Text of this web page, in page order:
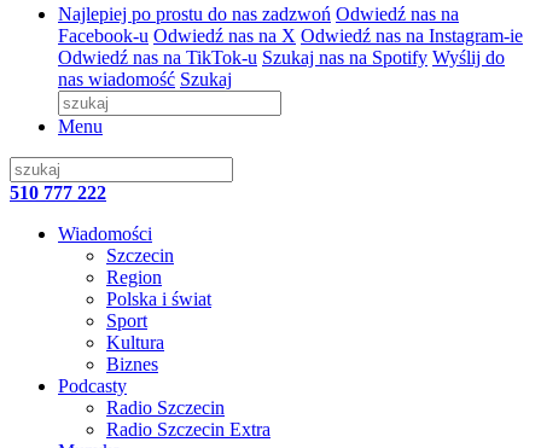
Najlepiej po prostu do nas zadzwoń Odwiedź nas na
Facebook-u Odwiedź nas na X Odwiedź nas na Instagram-ie
Odwiedź nas na TikTok-u Szukaj nas na Spotify Wyślij do
nas wiadomość Szukaj
Menu
510 777 222
Wiadomości
Szczecin
Region
Polska i świat
Sport
Kultura
Biznes
Podcasty
Radio Szczecin
Radio Szczecin Extra